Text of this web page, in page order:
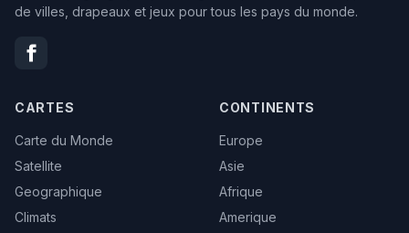
de villes, drapeaux et jeux pour tous les pays du monde.
CARTES
Carte du Monde
Satellite
Geographique
Climats
CONTINENTS
Europe
Asie
Afrique
Amerique